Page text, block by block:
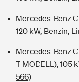
Mercedes-Benz
120 kW, Benzin,
Mercedes-Benz
T-MODELL), 105
566)